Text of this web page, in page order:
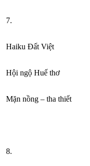
7.
Haiku Đất Việt
Hội ngộ Huế thơ
Mặn nồng – tha thiết
8.